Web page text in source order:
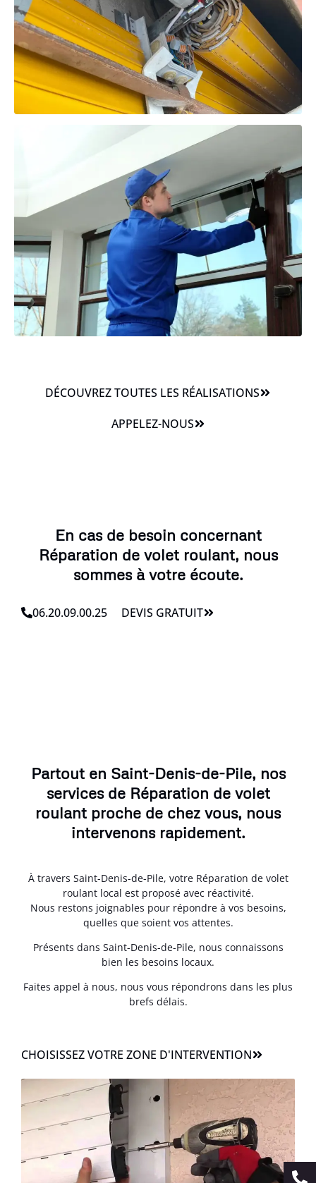
DÉCOUVREZ TOUTES LES RÉALISATIONS
APPELEZ-NOUS
En cas de besoin concernant
Réparation de volet roulant, nous
sommes à votre écoute.
06.20.09.00.25 DEVIS GRATUIT
Partout en Saint-Denis-de-Pile, nos
services de Réparation de volet
roulant proche de chez vous, nous
intervenons rapidement.
À travers Saint-Denis-de-Pile, votre Réparation de volet
roulant local est proposé avec réactivité.
Nous restons joignables pour répondre à vos besoins,
quelles que soient vos attentes.
Présents dans Saint-Denis-de-Pile, nous connaissons
bien les besoins locaux.
Faites appel à nous, nous vous répondrons dans les plus
brefs délais.
CHOISISSEZ VOTRE ZONE D'INTERVENTION